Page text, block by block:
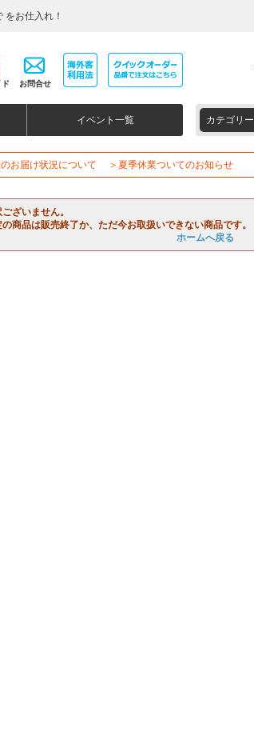
お仕入れ！
お問合せ
イベント一覧 カテゴリー
お届け状況について ＞夏季休業ついてのお知らせ
ざいません。
の商品は販売終了か、ただ今お取扱いできない商品です。
ホームへ戻る